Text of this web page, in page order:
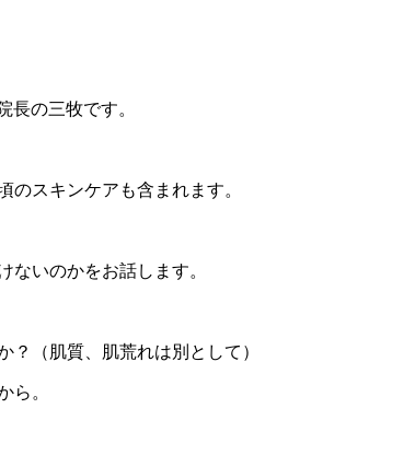
の三牧です。
スキンケアも含まれます。
ないのかをお話します。
？（肌質、肌荒れは別として）
ら。